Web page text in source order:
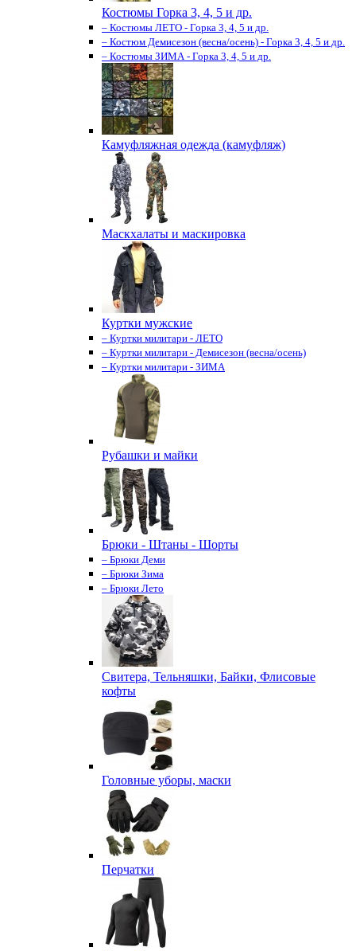
Костюмы Горка 3, 4, 5 и др.
– Костюмы ЛЕТО - Горка 3, 4, 5 и др.
– Костюм Демисезон (весна/осень) - Горка 3, 4, 5 и др.
– Костюмы ЗИМА - Горка 3, 4, 5 и др.
Камуфляжная одежда (камуфляж)
Маскхалаты и маскировка
Куртки мужские
– Куртки милитари - ЛЕТО
– Куртки милитари - Демисезон (весна/осень)
– Куртки милитари - ЗИМА
Рубашки и майки
Брюки - Штаны - Шорты
– Брюки Деми
– Брюки Зима
– Брюки Лето
Свитера, Тельняшки, Байки, Флисовые
кофты
Головные уборы, маски
Перчатки